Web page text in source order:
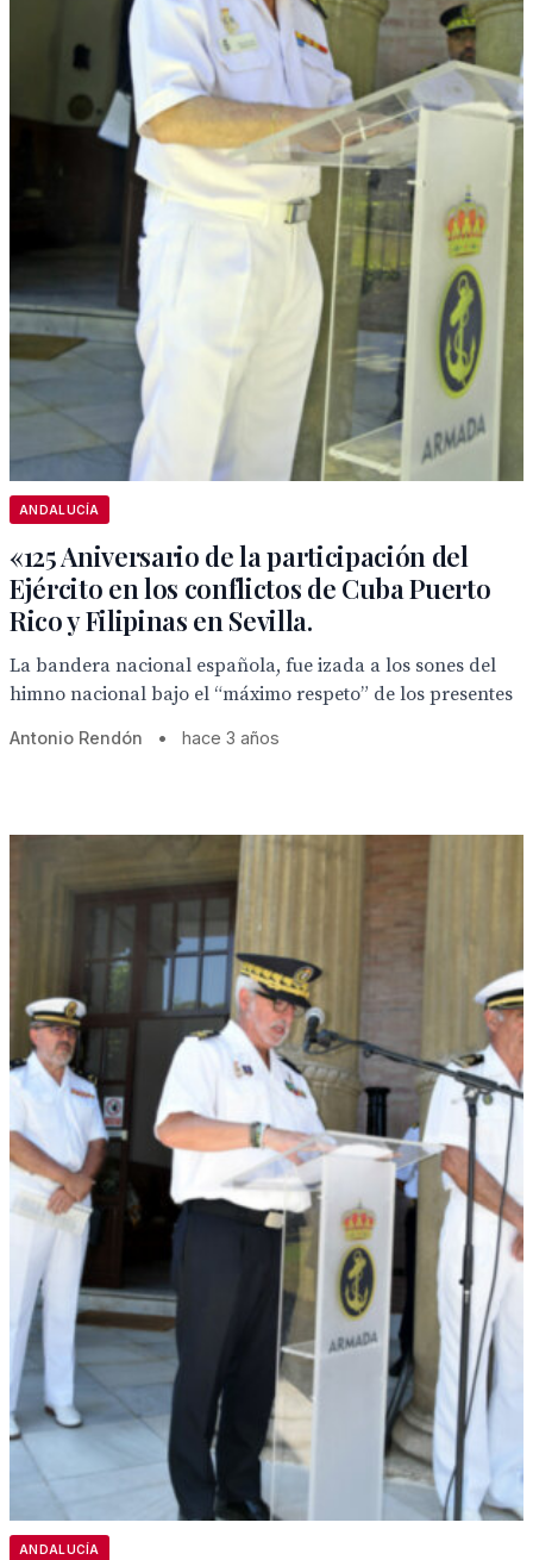
ANDALUCÍA
«125 Aniversario de la participación del
Ejército en los conflictos de Cuba Puerto
Rico y Filipinas en Sevilla.
La bandera nacional española, fue izada a los sones del
himno nacional bajo el “máximo respeto” de los presentes
Antonio Rendón • hace 3 años
ANDALUCÍA